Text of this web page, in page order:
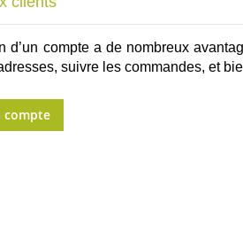
d’un compte a de nombreux
suivre les commandes, et
compte